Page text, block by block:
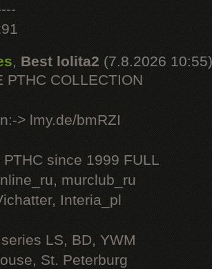
, Best lolita2 (7.8.2026 10:55)
РТНС COLLECTION
> lmy.de/bmRZI
РТНС since 1999 FULL
murclub_ru
Interia_pl
LS, BD, YWM
St. Peterburg